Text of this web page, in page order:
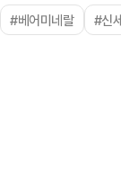
#베어미네랄 #신